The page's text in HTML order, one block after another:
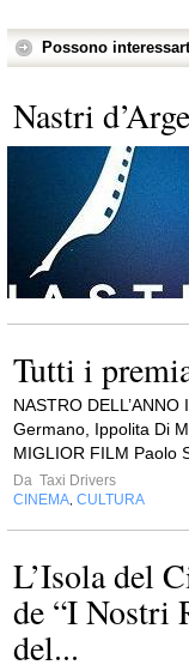
Possono
Nastri
Tutti i
NASTRO
Germano, Ippolita Di
MIGLIOR FILM Paolo
Da Taxi Drivers
CINEMA CULTURA
L’Isola del
de “I Nostri
del...